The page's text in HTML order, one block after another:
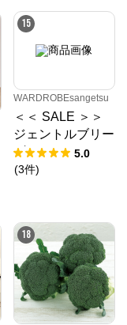
15
WARDROBEsangetsu
＜＜ SALE ＞＞
ジェントルブリー
ズ チョコ／レー
スカーテンライト
～180㎝
5.0
(3件)
18